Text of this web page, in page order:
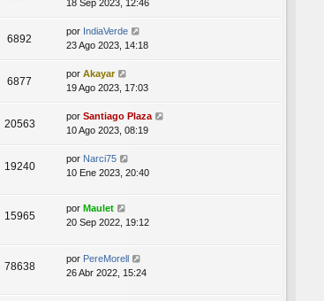
18 Sep 2023, 12:46
6892
por IndiaVerde
23 Ago 2023, 14:18
6877
por Akayar
19 Ago 2023, 17:03
20563
por Santiago Plaza
10 Ago 2023, 08:19
19240
por Narci75
10 Ene 2023, 20:40
15965
por Maulet
20 Sep 2022, 19:12
78638
por PereMorell
26 Abr 2022, 15:24